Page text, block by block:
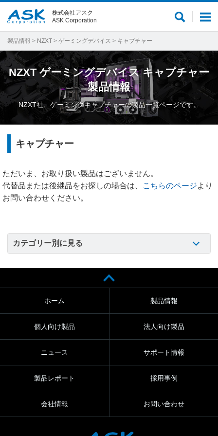
メ
ー
サ
内
検
索
株式会社アスク
ASK Corporation
製品情報 > NZXT > ゲーミングデバイス > キャプチャー
NZXT ゲーミングデバイス キャプチャー
製品情報
NZXT社、ゲーミングキャプチャーの製品一覧ページです。
キャプチャー
ただいま、お取り扱い製品はございません。
代替品または後継品をお探しの場合は、
こちらのページより
お問い合わせください。
カテゴリー別に見る
ホーム 製品情報
個人向け製品 法人向け製品
ニュース サポート情報
製品レポート 採用事例
会社情報 お問い合わせ